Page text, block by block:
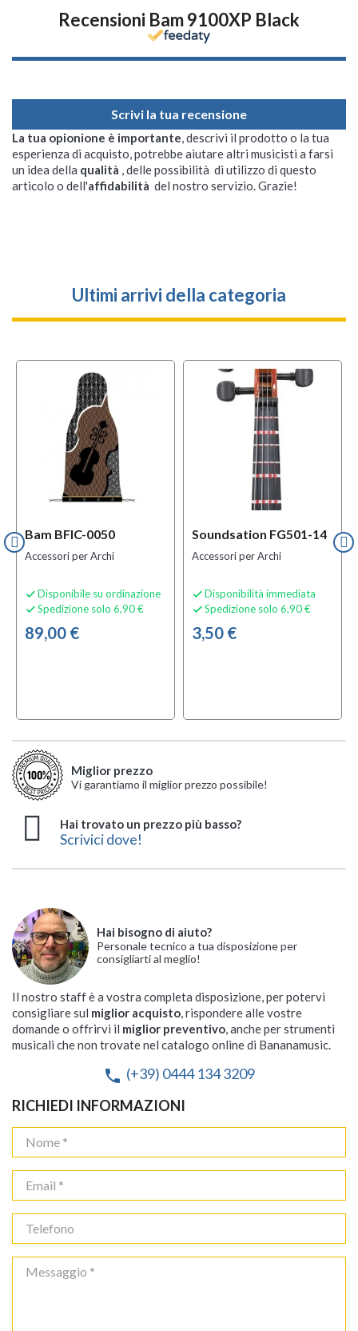
Recensioni Bam 9100XP Black
Scrivi la tua recensione
La tua opionione è importante, descrivi il prodotto o la tua
esperienza di acquisto, potrebbe aiutare altri musicisti a farsi
un idea della qualità , delle possibilità di utilizzo di questo
articolo o dell'affidabilità del nostro servizio. Grazie!
Ultimi arrivi della categoria
Bam BFIC-0050
Accessori per Archi
 Disponibile su ordinazione
 Spedizione solo 6,90 €
89,00 €
Soundsation FG501-14
Accessori per Archi
 Disponibilità immediata
 Spedizione solo 6,90 €
3,50 €
Miglior prezzo
Vi garantiamo il miglior prezzo possibile!
Hai trovato un prezzo più basso?
Scrivici dove!
Hai bisogno di aiuto?
Personale tecnico a tua disposizione per
consigliarti al meglio!
Il nostro staff è a vostra completa disposizione, per potervi
consigliare sul miglior acquisto, rispondere alle vostre
domande o offrirvi il miglior preventivo, anche per strumenti
musicali che non trovate nel catalogo online di Bananamusic.
phone (+39) 0444 134 3209
RICHIEDI INFORMAZIONI